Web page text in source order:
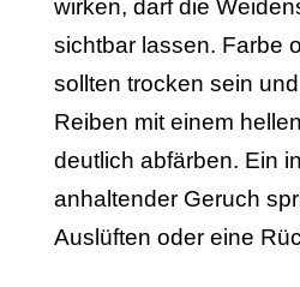
wirken, darf die
sichtbar lassen. Farbe
sollten trocken sein
Reiben mit einem
deutlich abfärben. Ein
anhaltender Geruch
Auslüften oder eine